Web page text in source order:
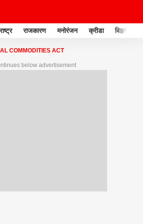
राजकारण मनोरंजन क्रीडा बिझनेस
COMMODITIES ACT
below advertisement